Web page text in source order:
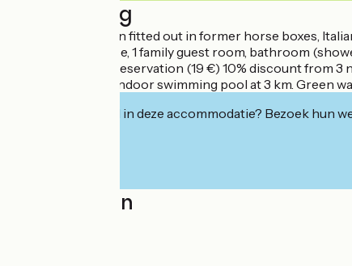
Beschrijving
2 rooms have been fitted out in former horse boxes,
floor of their house, 1 family guest room, bathroom
Table d'hôtes on reservation (19 €) 10% discount from
park le Pal 12 km. Indoor swimming pool at 3 km. Green
Geïnteresseerd in deze accommodatie? Bezoek hun
Localisation